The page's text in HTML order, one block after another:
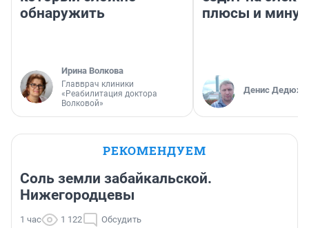
обнаружить
Ирина Волкова
Главврач клиники
«Реабилитация доктора
Волковой»
плюсы и
Денис
РЕКОМЕНДУЕМ
Соль земли забайкальской.
Нижегородцевы
1 час 1 122 Обсудить